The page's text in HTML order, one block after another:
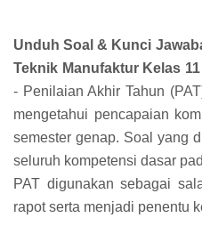
Unduh Soal & Kunci
Teknik Manufaktur Kelas
- Penilaian Akhir Tahun
mengetahui pencapaian
semester genap. Soal yang
seluruh kompetensi dasar
PAT digunakan sebagai
rapot serta menjadi penentu